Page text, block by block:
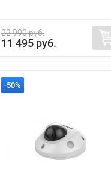
22 990 руб.
11 495 руб.
-50%